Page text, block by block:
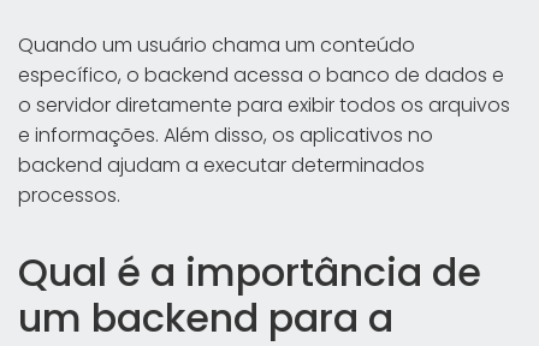
Quando um usuário chama um conteúdo
específico, o backend acessa o banco de dados e
o servidor diretamente para exibir todos os arquivos
e informações. Além disso, os aplicativos no
backend ajudam a executar determinados
processos.
Qual é a importância de
um backend para a